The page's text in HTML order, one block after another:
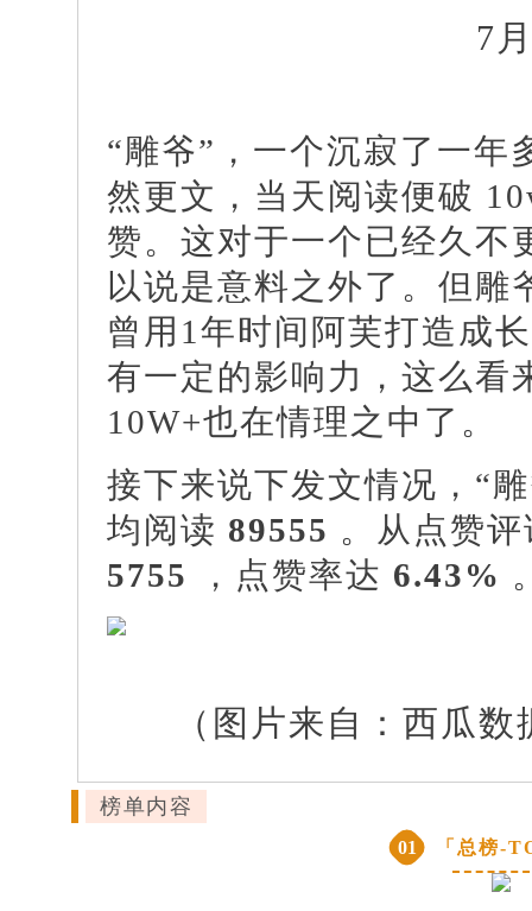
7
“雕爷”，一个沉寂了一年
然更文，当天阅读便破
赞。这对于一个已经久不
以说是意料之外了。但雕
曾用1年时间阿芙打造成
有一定的影响力，这么看
10W+也在情理之中了。
接下来说下发文情况，“
均阅读 89555 。从点赞
5755 ，点赞率达 6.43%
（图片来自：西瓜
榜单内容
01 「总榜-